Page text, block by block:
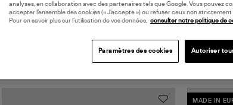
MADE IN
analyses, en collaboration avec des partenaires tels que Google. Vous pouvez
accepter l’ensemble des cookies (« J’accepte ») ou refuser ceux non
Pour en savoir plus sur l’utilisation de vos données, consulter notre politique de
Paramètres des cookies Autoriser